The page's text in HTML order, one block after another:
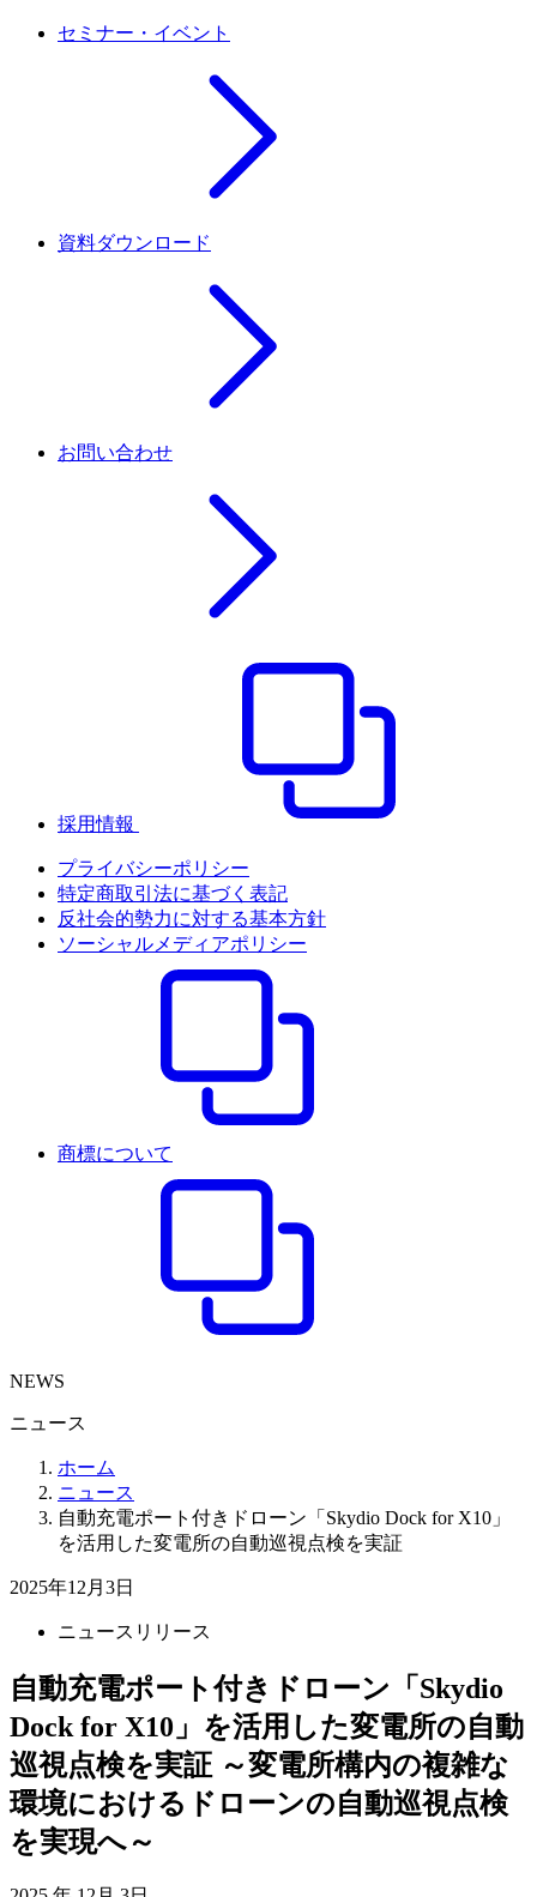
セミナー・イベント
資料ダウンロード
お問い合わせ
採用情報
プライバシーポリシー
特定商取引法に基づく表記
反社会的勢力に対する基本方針
ソーシャルメディアポリシー
商標について
NEWS
ニュース
ホーム
ニュース
自動充電ポート付きドローン「Skydio Dock for X10」
を活用した変電所の自動巡視点検を実証
2025年12月3日
ニュースリリース
自動充電ポート付きドローン「Skydio
Dock for X10」を活用した変電所の自動
巡視点検を実証 ～変電所構内の複雑な
環境におけるドローンの自動巡視点検
を実現へ～